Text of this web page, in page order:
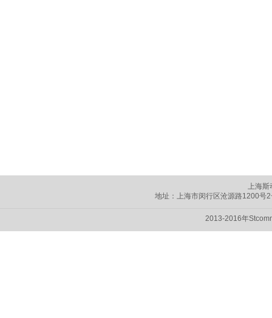
上海斯
地址：上海市闵行区沧源路1200号
2013-2016年